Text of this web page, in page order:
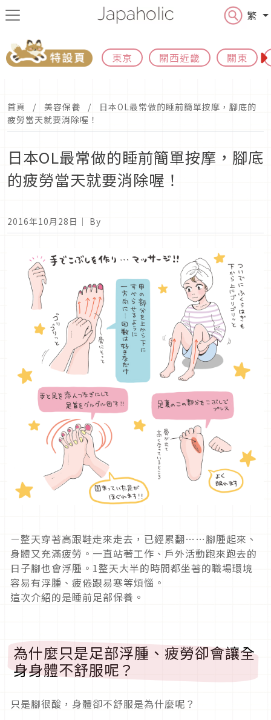
繁
東京 關西近畿 關東
首頁 美容保養
日本OL最常做的睡前簡單按摩，腳底的
疲勞當天就要消除喔！
日本OL最常做的睡前簡單按摩，腳底
的疲勞當天就要消除喔！
2016年10月28日 ｜ By
ㄧ整天穿著高跟鞋走來走去，已經累翻……腳腫起來、
身體又充滿疲勞。一直站著工作、戶外活動跑來跑去的
日子腳也會浮腫。1整天大半的時間都坐著的職場環境
容易有浮腫、疲倦跟易寒等煩惱。
這次介紹的是睡前足部保養。
為什麼只是足部浮腫、疲勞卻會讓全
身身體不舒服呢？
只是腳很酸，身體卻不舒服是為什麼呢？